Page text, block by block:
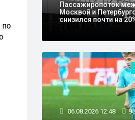
по
Пассажиропоток
Москвой и
снизился почти на
06.08.2026 12:48